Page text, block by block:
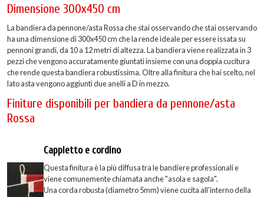
Dimensione 300x450 cm
La bandiera da pennone/asta Rossa che stai osservando che stai osservando
ha una dimensione di 300x450 cm che la rende ideale per essere issata su
pennoni grandi, da 10 a 12 metri di altezza. La bandiera viene realizzata in 3
pezzi che vengono accuratamente giuntati insieme con una doppia cucitura
che rende questa bandiera robustissima. Oltre alla finitura che hai scelto, nel
lato asta vengono aggiunti due anelli a D in mezzo.
Finiture disponibili per bandiera da pennone/asta
Rossa
Cappietto e cordino
Questa finitura è la più diffusa tra le bandiere professionali e
viene comunemente chiamata anche "asola e sagola".
Una corda robusta (diametro 5mm) viene cucita all'interno della